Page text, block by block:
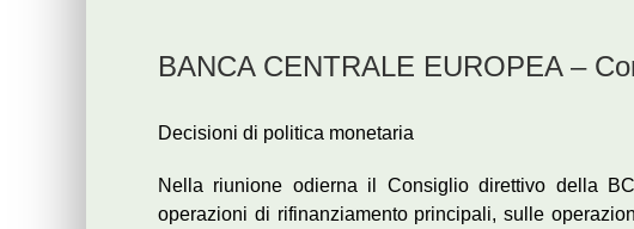
BANCA CENTRALE EUROPEA –
Decisioni di politica monetaria
Nella riunione odierna il Consiglio direttivo della
operazioni di rifinanziamento principali, sulle